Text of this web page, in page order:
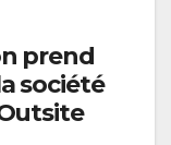
prend
société